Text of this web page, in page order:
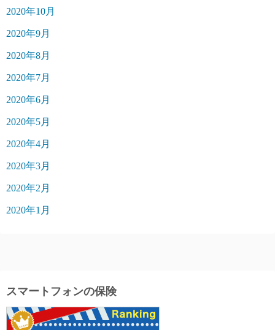
2020年10月
2020年9月
2020年8月
2020年7月
2020年6月
2020年5月
2020年4月
2020年3月
2020年2月
2020年1月
スマートフォンの保険